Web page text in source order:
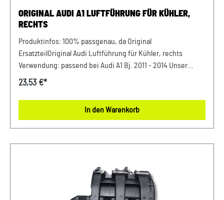
ORIGINAL AUDI A1 LUFTFÜHRUNG FÜR KÜHLER,
RECHTS
Produktinfos: 100% passgenau, da Original
ErsatzteilOriginal Audi Luftführung für Kühler, rechts
Verwendung: passend bei Audi A1 Bj. 2011 - 2014 Unser
Service für Sie: Um Fehlkäufe zu vermeiden, bieten wir
Kaufabwicklung die 17-stellige Fahrgestellnummer (Bsp.
VW: WVWZZZ... Audi: WAUZZZ...) Ihres Fahrzeugs
23,53 €*
In den Warenkorb